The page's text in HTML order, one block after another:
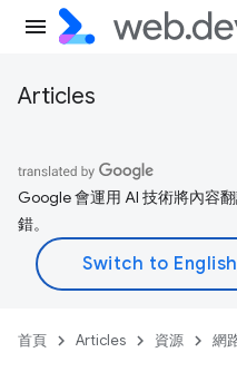
Articles
Google 會運用 AI 技術將內容
錯。
首頁 Articles 資源 網